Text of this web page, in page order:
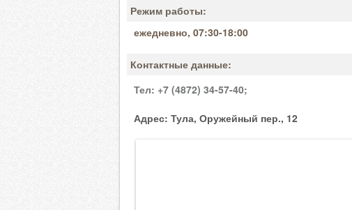
Режим работы:
ежедневно, 07:30-18:00
Контактные данные:
Тел: +7 (4872) 34-57-40;
Адрес: Тула, Оружейный пер., 12